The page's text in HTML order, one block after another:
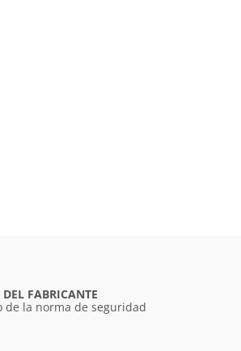
FABRICANTE
de la norma de seguridad